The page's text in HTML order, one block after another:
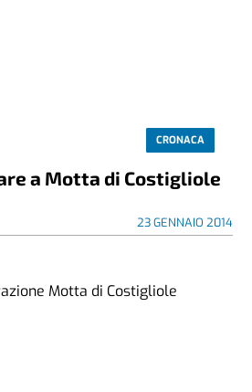
CRONACA
a Motta di Costigliole
23 GENNAIO 2014